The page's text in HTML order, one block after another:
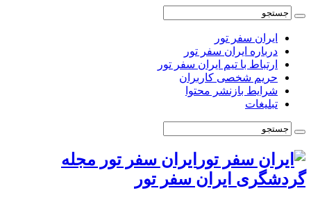
ایران سفر تور
درباره ایران سفر تور
ارتباط با تیم ایران سفر تور
حریم شخصی کاربران
شرایط بازنشر محتوا
تبلیغات
ایران سفر تور مجله
گردشگری ایران سفر تور